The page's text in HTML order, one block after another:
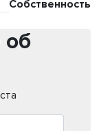
Собственность
об